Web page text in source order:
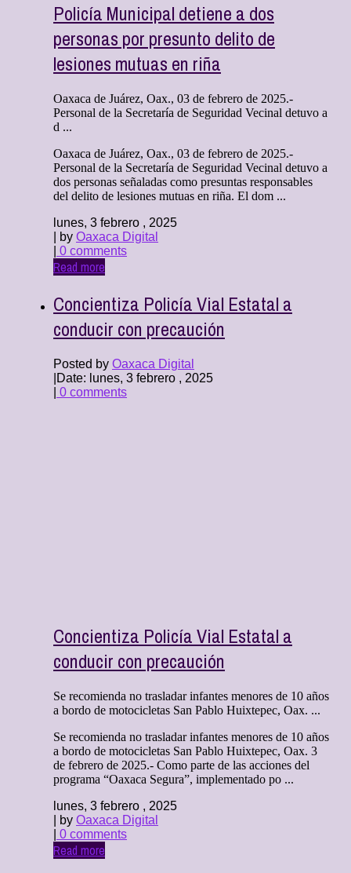
Policía Municipal detiene a dos
personas por presunto delito de
lesiones mutuas en riña
Oaxaca de Juárez, Oax., 03 de febrero de 2025.-
Personal de la Secretaría de Seguridad Vecinal detuvo a
d ...
Oaxaca de Juárez, Oax., 03 de febrero de 2025.-
Personal de la Secretaría de Seguridad Vecinal detuvo a
dos personas señaladas como presuntas responsables
del delito de lesiones mutuas en riña. El dom ...
lunes, 3 febrero , 2025
| by Oaxaca Digital
0 comments
Read more
Concientiza Policía Vial Estatal a
conducir con precaución
Posted by Oaxaca Digital
Date: lunes, 3 febrero , 2025
0 comments
Concientiza Policía Vial Estatal a
conducir con precaución
Se recomienda no trasladar infantes menores de 10 años
a bordo de motocicletas San Pablo Huixtepec, Oax. ...
Se recomienda no trasladar infantes menores de 10 años
a bordo de motocicletas San Pablo Huixtepec, Oax. 3
de febrero de 2025.- Como parte de las acciones del
programa “Oaxaca Segura”, implementado po ...
lunes, 3 febrero , 2025
| by Oaxaca Digital
0 comments
Read more